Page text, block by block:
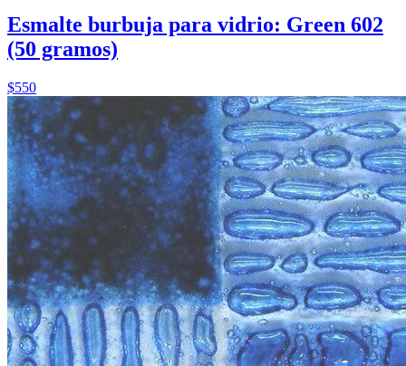
Esmalte burbuja para vidrio: Green 602
(50 gramos)
$550